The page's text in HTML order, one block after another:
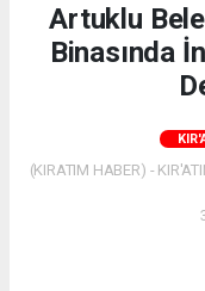
Artuklu
Binasında
(KIRATIM HABER) -